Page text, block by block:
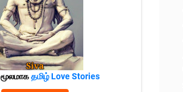
மூலமாகதமிழ் Love Stories